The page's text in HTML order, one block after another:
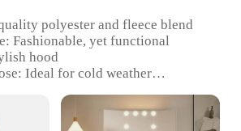
polyester and fleece blend
Fashionable, yet functional
hood
Ideal for cold weather
Scenario: Perfect for outdoor
climates